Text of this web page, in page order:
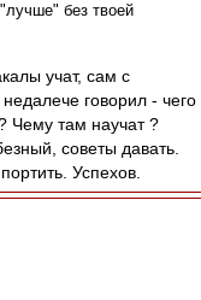
без твоей
учат, сам с
говорил - чего
Чему там научат ?
советы давать.
Успехов.